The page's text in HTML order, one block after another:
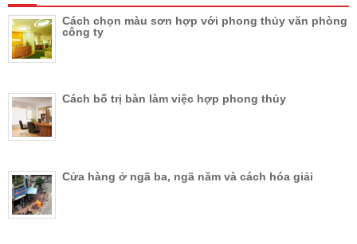
Cách chọn màu sơn hợp với phong thủy văn phòng
công ty
Cách bố trị bàn làm việc hợp phong thủy
Cửa hàng ở ngã ba, ngã năm và cách hóa giải